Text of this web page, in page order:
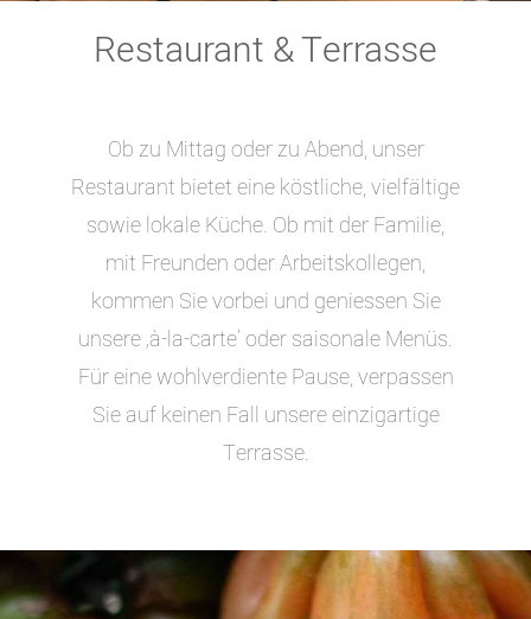
Restaurant & Terrasse
Ob zu Mittag oder zu Abend, unser
Restaurant bietet eine köstliche, vielfältige
sowie lokale Küche. Ob mit der Familie,
mit Freunden oder Arbeitskollegen,
kommen Sie vorbei und geniessen Sie
unsere ‚à-la-carte‘ oder saisonale Menüs.
Für eine wohlverdiente Pause, verpassen
Sie auf keinen Fall unsere einzigartige
Terrasse.